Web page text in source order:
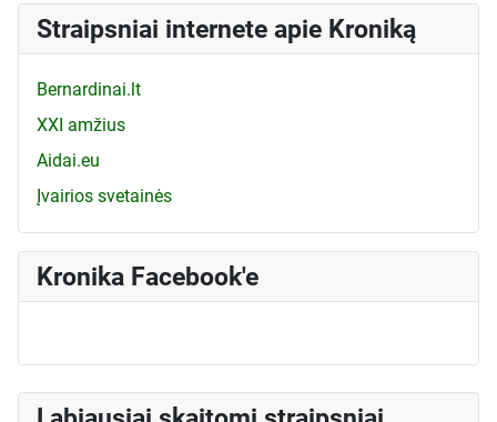
Straipsniai internete apie Kroniką
Bernardinai.lt
XXI amžius
Aidai.eu
Įvairios svetainės
Kronika Facebook'e